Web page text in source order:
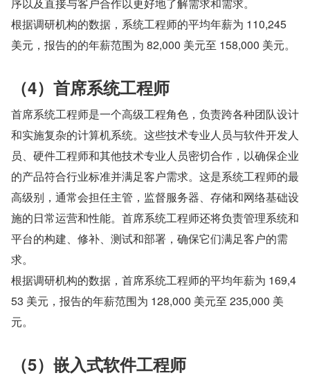
序以及直接与客户合作以更好地了解需求和需求。
根据调研机构的数据，系统工程师的平均年薪为 110,245
美元，报告的的年薪范围为 82,000 美元至 158,000 美元。
（4）首席系统工程师
首席系统工程师是一个高级工程角色，负责跨各种团队设计
和实施复杂的计算机系统。这些技术专业人员与软件开发人
员、硬件工程师和其他技术专业人员密切合作，以确保企业
的产品符合行业标准并满足客户需求。这是系统工程师的最
高级别，通常会担任主管，监督服务器、存储和网络基础设
施的日常运营和性能。首席系统工程师还将负责管理系统和
平台的构建、修补、测试和部署，确保它们满足客户的需
求。
根据调研机构的数据，首席系统工程师的平均年薪为 169,4
53 美元，报告的年薪范围为 128,000 美元至 235,000 美
元。
（5）嵌入式软件工程师